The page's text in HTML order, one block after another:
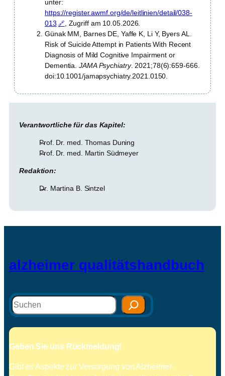
unter:
https://register.awmf.org/de/leitlinien/detail/038-
013
, Zugriff am 10.05.2026.
Günak MM, Barnes DE, Yaffe K, Li Y, Byers AL.
Risk of Suicide Attempt in Patients With Recent
Diagnosis of Mild Cognitive Impairment or
Dementia.JAMA Psychiatry. 2021;78(6):659-666.
doi:10.1001/jamapsychiatry.2021.0150.
Verantwortliche für das Kapitel:
Prof. Dr. med. Thomas Duning
Prof. Dr. med. Martin Südmeyer
Redaktion:
Dr. Martina B. Sintzel
alzheimer qualitätshandbuch
Suchen
Geben Sie uns Rückmeldung!
Gibt es Aspekte zur Versorgung von Alzheimer-